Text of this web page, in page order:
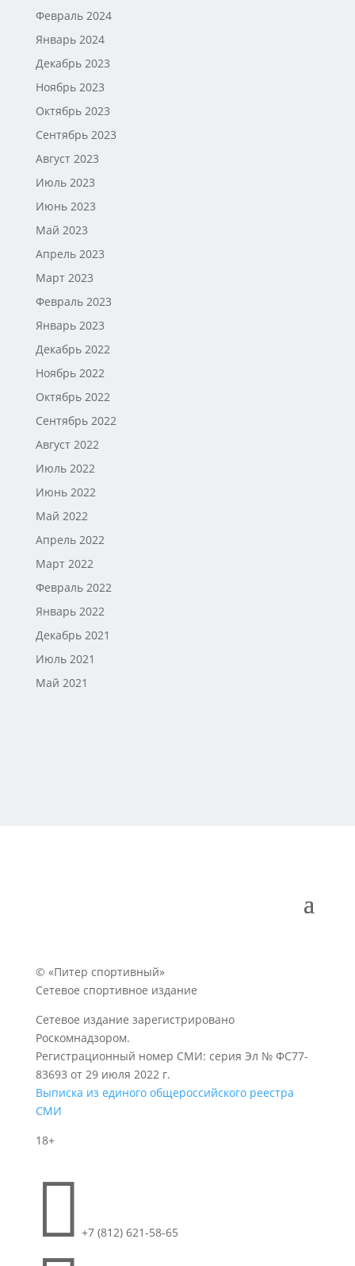
Февраль 2024
Январь 2024
Декабрь 2023
Ноябрь 2023
Октябрь 2023
Сентябрь 2023
Август 2023
Июль 2023
Июнь 2023
Май 2023
Апрель 2023
Март 2023
Февраль 2023
Январь 2023
Декабрь 2022
Ноябрь 2022
Октябрь 2022
Сентябрь 2022
Август 2022
Июль 2022
Июнь 2022
Май 2022
Апрель 2022
Март 2022
Февраль 2022
Январь 2022
Декабрь 2021
Июль 2021
Май 2021
© «Питер спортивный»
Сетевое спортивное издание
Сетевое издание зарегистрировано
Роскомнадзором.
Регистрационный номер СМИ: серия Эл № ФС77-
83693 от 29 июля 2022 г.
Выписка из единого общероссийского реестра
СМИ
18+
 +7 (812) 621-58-65